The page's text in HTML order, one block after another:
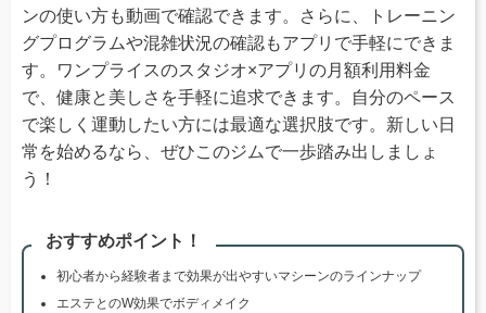
ンの使い方も動画で確認できます。さらに、トレーニン
グプログラムや混雑状況の確認もアプリで手軽にできま
す。ワンプライスのスタジオ×アプリの月額利用料金
で、健康と美しさを手軽に追求できます。自分のペース
で楽しく運動したい方には最適な選択肢です。新しい日
常を始めるなら、ぜひこのジムで一歩踏み出しましょ
う！
おすすめポイント！
初心者から経験者まで効果が出やすいマシーンのラインナップ
エステとのW効果でボディメイク